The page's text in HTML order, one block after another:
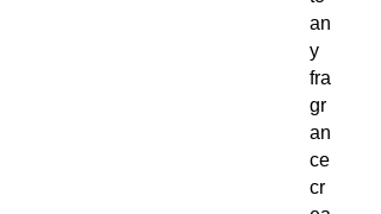
an
y
fra
gr
an
ce
cr